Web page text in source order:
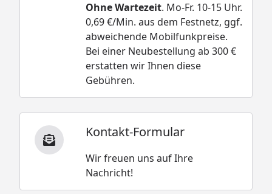
Ohne Wartezeit. Mo-Fr. 10-15 Uhr.
0,69 €/Min. aus dem Festnetz, ggf.
abweichende Mobilfunkpreise.
Bei einer Neubestellung ab 300 €
erstatten wir Ihnen diese
Gebühren.
Kontakt-Formular
Wir freuen uns auf Ihre
Nachricht!